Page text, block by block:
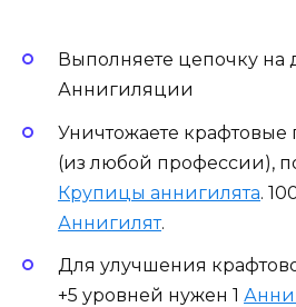
Выполняете цепочку на
Аннигиляции
Уничтожаете
(из любой профессии),
Крупицы аннигилята.
Аннигилят.
Для улучшения
+5 уровней нужен 1